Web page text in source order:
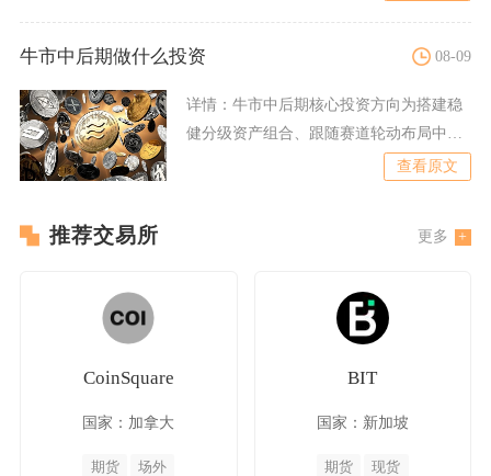
牛市中后期做什么投资 08-09
详情： 牛市中后期核心投资方向为搭建稳
健分级资产组合、跟随赛道轮动布局中市
查看原文
推荐交易所 更多
CoinSquare
国家：加拿大
期货 场外
BIT
国家：新加坡
期货 现货